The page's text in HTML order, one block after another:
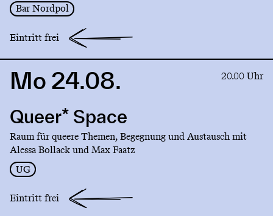
Bar Nordpol
Eintritt frei
Link
Queer*
Mo 24.08. 20.00 Uhr
Queer* Space
Raum für queere Themen, Begegnung und Austausch mit
Alessa Bollack und Max Faatz
UG
Eintritt frei